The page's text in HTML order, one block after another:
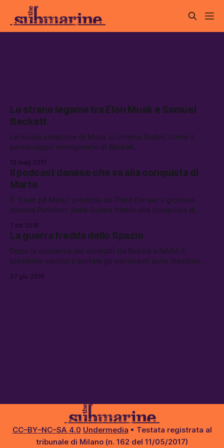
Lo strano legame tra Elon Musk e Samuel
Beckett
La nuova creazione di Musk si chiama Godot, come il
personaggio immaginario di Beckett.
13 mag 2017
Il podcast danese che va alla conquista di
Marte
È “Livet på Mars,” prodotto da Third Ear per il giornale
danese Politiken: dalla Guerra fredda alla conquista di
Lansdorp.
7 ott 2016
La guerra fredda dello Spazio
Dopo la scadenza dei contratti tra Russia e NASA il
prossimo veicolo a portare gli astronauti sulla Stazione
privata SpaceX di Elon Musk.
27 giu 2016
CC–BY–NC–SA 4.0 Undermedia • Testata registrata al
tribunale di Milano (n. 162 del 11/05/2017)